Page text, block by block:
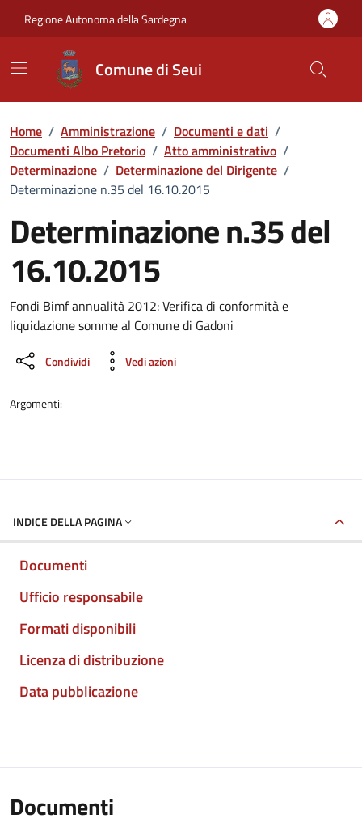
Regione Autonoma della Sardegna
Comune di Seui
Home / Amministrazione / Documenti e dati /
Documenti Albo Pretorio / Atto amministrativo /
Determinazione / Determinazione del Dirigente /
Determinazione n.35 del 16.10.2015
Determinazione n.35 del
16.10.2015
Dettaglio del documento
Fondi Bimf annualità 2012: Verifica di conformità e
liquidazione somme al Comune di Gadoni
Condividi Vedi azioni
Argomenti:
INDICE DELLA PAGINA
Documenti
Ufficio responsabile
Formati disponibili
Licenza di distribuzione
Data pubblicazione
Documenti